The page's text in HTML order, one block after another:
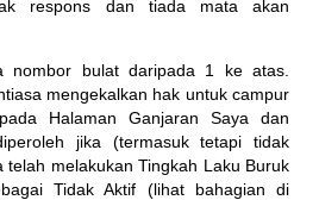
respons dan tiada mata akan
nombor bulat daripada 1 ke atas.
mengekalkan hak untuk campur
Halaman Ganjaran Saya dan
jika (termasuk tetapi tidak
melakukan Tingkah Laku Buruk
Tidak Aktif (lihat bahagian di